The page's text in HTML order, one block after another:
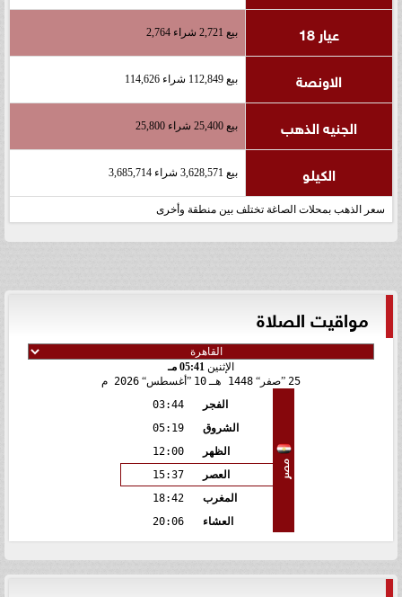
عيار 18 بيع 2,721 شراء 2,764
الاونصة بيع 112,849 شراء 114,626
الجنيه الذهب بيع 25,400 شراء 25,800
الكيلو بيع 3,628,571 شراء 3,685,714
سعر الذهب بمحلات الصاغة تختلف بين منطقة وأخرى
مواقيت الصلاة
الإثنين 05:41 مـ
25 صفر 1448 هـ 10 أغسطس 2026 م
مصر
الفجر
03:44
الشروق
05:19
الظهر
12:00
العصر
15:37
المغرب
18:42
العشاء
20:06